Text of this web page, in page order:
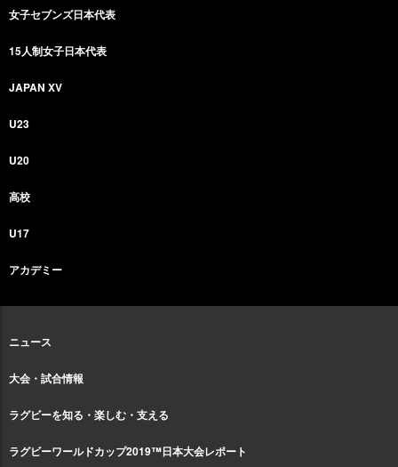
女子セブンズ日本代表
15人制女子日本代表
JAPAN XV
U23
U20
高校
U17
アカデミー
ニュース
大会・試合情報
ラグビーを知る・楽しむ・支える
ラグビーワールドカップ2019™日本大会レポート